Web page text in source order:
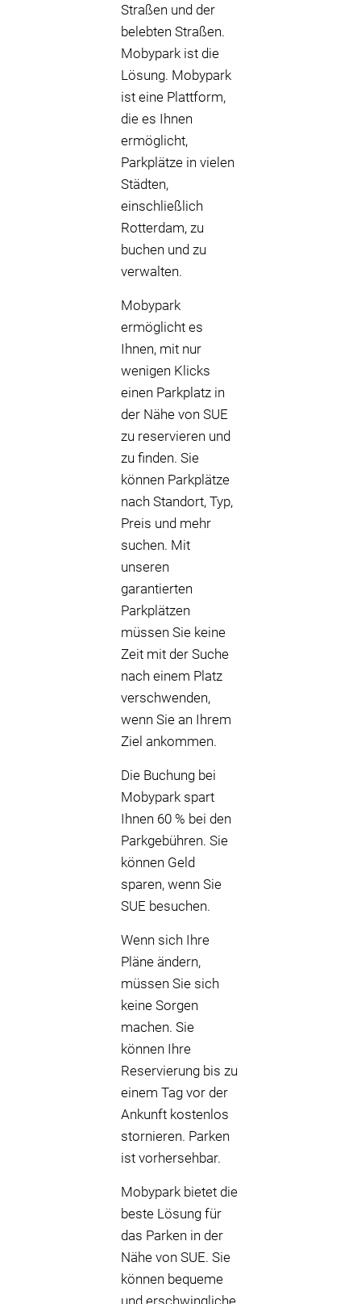
Straßen und der
belebten Straßen.
Mobypark ist die
Lösung. Mobypark
ist eine Plattform,
die es Ihnen
ermöglicht,
Parkplätze in vielen
Städten,
einschließlich
Rotterdam, zu
buchen und zu
verwalten.
Mobypark
ermöglicht es
Ihnen, mit nur
wenigen Klicks
einen Parkplatz in
der Nähe von SUE
zu reservieren und
zu finden. Sie
können Parkplätze
nach Standort, Typ,
Preis und mehr
suchen. Mit
unseren
garantierten
Parkplätzen
müssen Sie keine
Zeit mit der Suche
nach einem Platz
verschwenden,
wenn Sie an Ihrem
Ziel ankommen.
Die Buchung bei
Mobypark spart
Ihnen 60 % bei den
Parkgebühren. Sie
können Geld
sparen, wenn Sie
SUE besuchen.
Wenn sich Ihre
Pläne ändern,
müssen Sie sich
keine Sorgen
machen. Sie
können Ihre
Reservierung bis zu
einem Tag vor der
Ankunft kostenlos
stornieren. Parken
ist vorhersehbar.
Mobypark bietet die
beste Lösung für
das Parken in der
Nähe von SUE. Sie
können bequeme